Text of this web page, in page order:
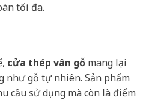
tối đa.
cửa thép vân gỗ mang lại
như gỗ tự nhiên. Sản phẩm
cầu sử dụng mà còn là điểm